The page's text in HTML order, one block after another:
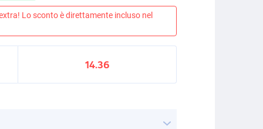
Lo sconto è direttamente incluso nel
14.36